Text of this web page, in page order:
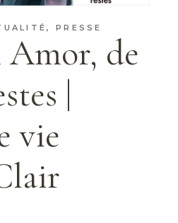
, PRESSE
de
|
vie